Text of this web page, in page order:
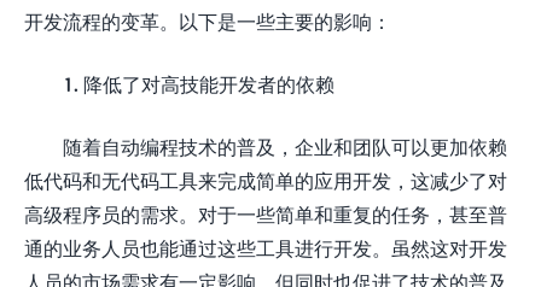
开发流程的变革。以下是一些主要的影响：
1. 降低了对高技能开发者的依赖
随着自动编程技术的普及，企业和团队可以更加依赖
低代码和无代码工具来完成简单的应用开发，这减少了对
高级程序员的需求。对于一些简单和重复的任务，甚至普
通的业务人员也能通过这些工具进行开发。虽然这对开发
人员的市场需求有一定影响，但同时也促进了技术的普及